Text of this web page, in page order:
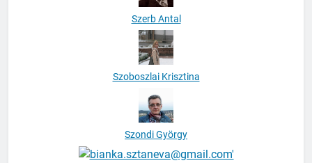
Szerb Antal
Szoboszlai Krisztina
Szondi György